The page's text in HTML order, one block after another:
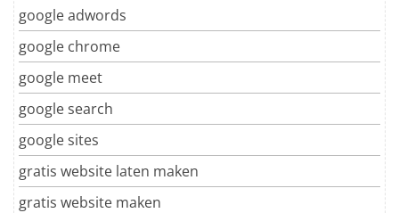
google adwords
google chrome
google meet
google search
google sites
gratis website laten maken
gratis website maken